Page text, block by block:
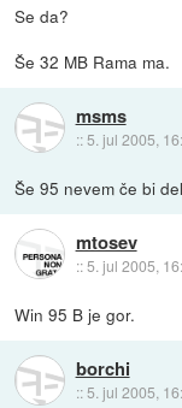
Se da?
Še 32 MB Rama ma.
msms
:: 5. jul 2005,
Še 95 nevem če bi
mtosev
::5. jul 2005,
Win 95 B je gor.
borchi
:: 5. jul 2005,